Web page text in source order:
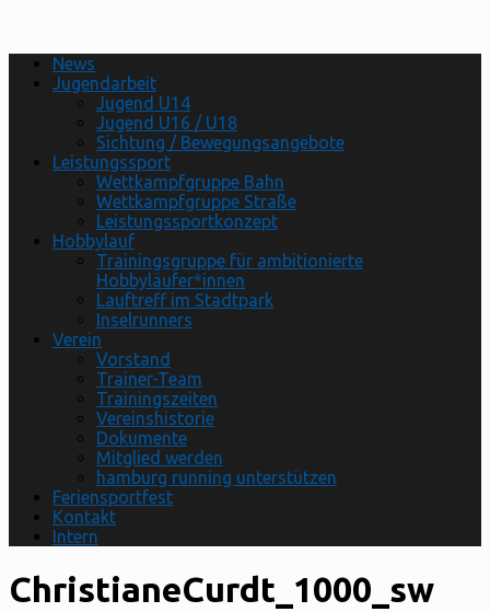
News
Jugendarbeit
Jugend U14
Jugend U16 / U18
Sichtung / Bewegungsangebote
Leistungssport
Wettkampfgruppe Bahn
Wettkampfgruppe Straße
Leistungssportkonzept
Hobbylauf
Trainingsgruppe für ambitionierte
Hobbyläufer*innen
Lauftreff im Stadtpark
Inselrunners
Verein
Vorstand
Trainer-Team
Trainingszeiten
Vereinshistorie
Dokumente
Mitglied werden
hamburg running unterstützen
Feriensportfest
Kontakt
Intern
ChristianeCurdt_1000_sw